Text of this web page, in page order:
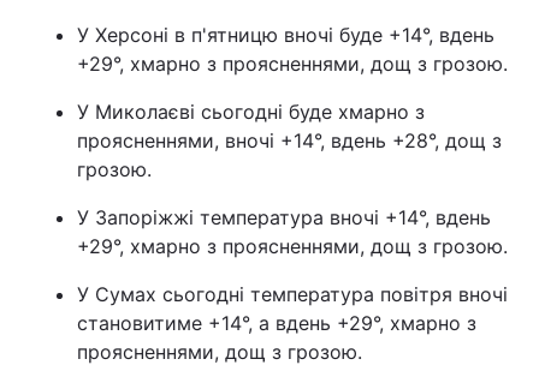
У Херсоні в п'ятницю вночі буде +14°, вдень
+29°, хмарно з проясненнями, дощ з грозою.
У Миколаєві сьогодні буде хмарно з
проясненнями, вночі +14°, вдень +28°, дощ з
грозою.
У Запоріжжі температура вночі +14°, вдень
+29°, хмарно з проясненнями, дощ з грозою.
У Сумах сьогодні температура повітря вночі
становитиме +14°, а вдень +29°, хмарно з
проясненнями, дощ з грозою.